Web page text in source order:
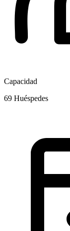
Capacidad
69 Huéspedes